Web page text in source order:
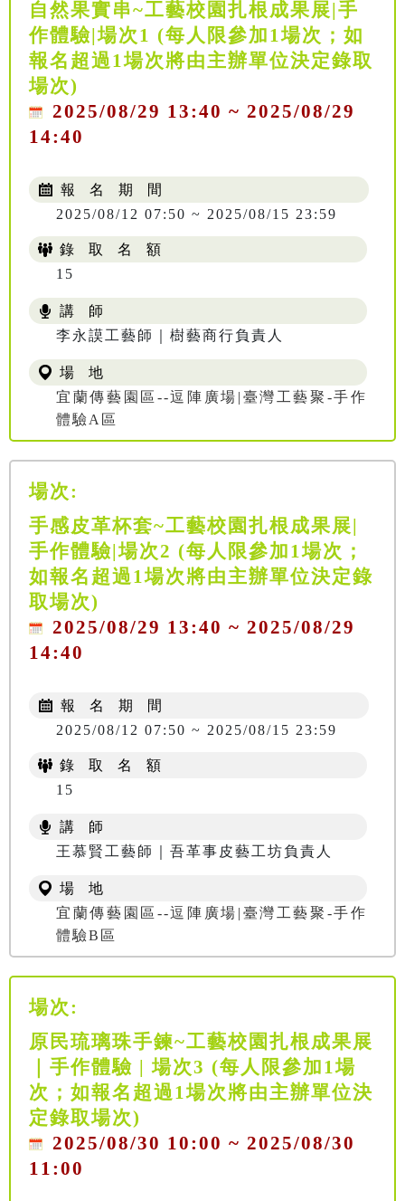
自然果實串~工藝校園扎根成果展|手
作體驗|場次1 (每人限參加1場次；如
報名超過1場次將由主辦單位決定錄取
場次)
2025/08/29 13:40 ~ 2025/08/29
14:40
報 名 期 間
2025/08/12 07:50 ~ 2025/08/15 23:59
錄 取 名 額
15
講 師
李永謨工藝師｜樹藝商行負責人
場 地
宜蘭傳藝園區--逗陣廣場|臺灣工藝聚-手作
體驗A區
場次:
手感皮革杯套~工藝校園扎根成果展|
手作體驗|場次2 (每人限參加1場次；
如報名超過1場次將由主辦單位決定錄
取場次)
2025/08/29 13:40 ~ 2025/08/29
14:40
報 名 期 間
2025/08/12 07:50 ~ 2025/08/15 23:59
錄 取 名 額
15
講 師
王慕賢工藝師｜吾革事皮藝工坊負責人
場 地
宜蘭傳藝園區--逗陣廣場|臺灣工藝聚-手作
體驗B區
場次:
原民琉璃珠手鍊~工藝校園扎根成果展
｜手作體驗 | 場次3 (每人限參加1場
次；如報名超過1場次將由主辦單位決
定錄取場次)
2025/08/30 10:00 ~ 2025/08/30
11:00